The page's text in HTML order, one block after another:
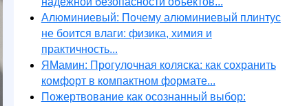
Алюминиевый: Почему алюминиевый плинтус
не боится влаги: физика, химия и
практичность...
ЯМамин: Прогулочная коляска: как сохранить
комфорт в компактном формате...
Пожертвование как осознанный выбор: